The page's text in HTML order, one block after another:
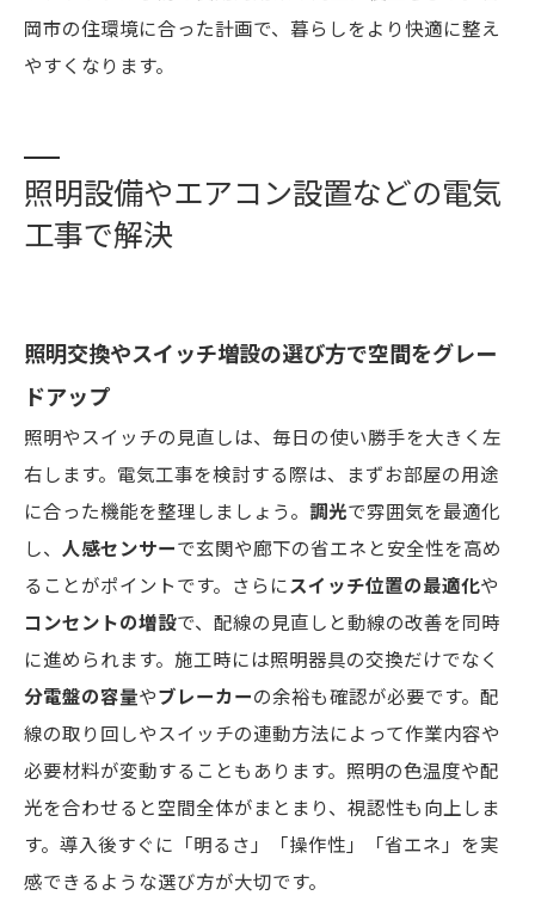
岡市の住環境に合った計画で、暮らしをより快適に整え
やすくなります。
照明設備やエアコン設置などの電気
工事で解決
照明交換やスイッチ増設の選び方で空間をグレー
ドアップ
照明やスイッチの見直しは、毎日の使い勝手を大きく左
右します。電気工事を検討する際は、まずお部屋の用途
に合った機能を整理しましょう。 調光で雰囲気を最適化
し、 人感センサーで玄関や廊下の省エネと安全性を高め
ることがポイントです。さらにスイッチ位置の最適化や
コンセントの増設で、配線の見直しと動線の改善を同時
に進められます。施工時には照明器具の交換だけでなく
分電盤の容量やブレーカーの余裕も確認が必要です。配
線の取り回しやスイッチの連動方法によって作業内容や
必要材料が変動することもあります。照明の色温度や配
光を合わせると空間全体がまとまり、視認性も向上しま
す。導入後すぐに「明るさ」「操作性」「省エネ」を実
感できるような選び方が大切です。